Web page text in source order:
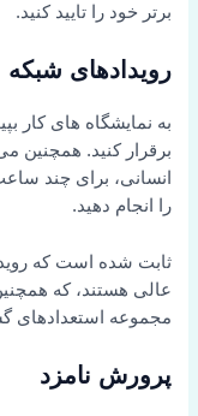
برتر خود را تایید کنید.
رویدادهای شبکه
به نمایشگاه های کار
برقرار کنید. همچنین
انسانی، برای چند
را انجام دهید.
ثابت شده است که
عالی هستند، که
مجموعه استعدادهای
پرورش نامزد